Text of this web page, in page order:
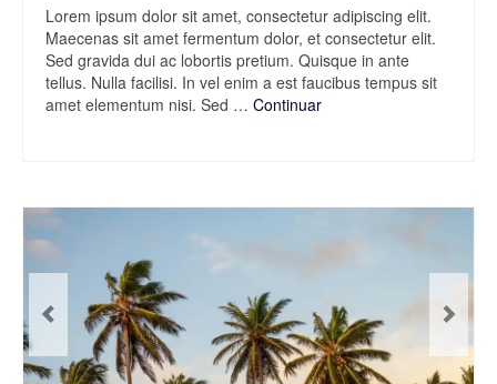
Lorem ipsum dolor sit amet, consectetur adipiscing elit.
Maecenas sit amet fermentum dolor, et consectetur elit.
Sed gravida dui ac lobortis pretium. Quisque in ante
tellus. Nulla facilisi. In vel enim a est faucibus tempus sit
amet elementum nisi. Sed … Continuar